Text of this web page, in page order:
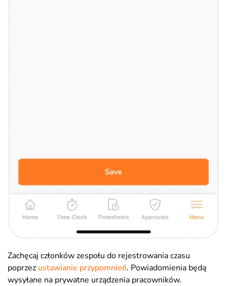
Zachęcaj członków zespołu do rejestrowania czasu
poprzez ustawianie przypomnień. Powiadomienia będą
wysyłane na prywatne urządzenia pracowników.